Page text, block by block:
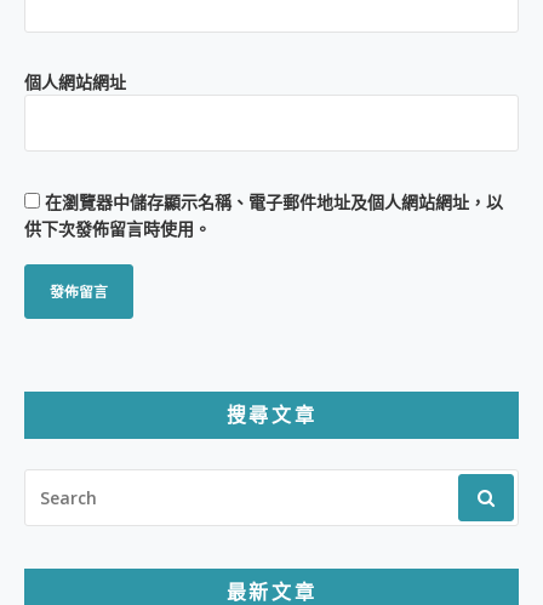
個人網站網址
在瀏覽器中儲存顯示名稱、電子郵件地址及個人網站網址，以
供下次發佈留言時使用。
搜尋文章
FOR:
最新文章